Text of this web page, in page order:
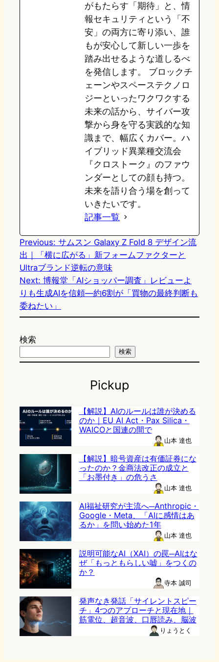
がもたらす「期待」と、情
報セキュリティという「不
安」の両方に寄り添い、誰
もが安心して新しい一歩を
踏み出せるような道しるべ
を発信します。 ブロックチ
ェーンやスペーステクノロ
ジーといったワクワクする
未来の話から、サイバー攻
撃から身を守る実践的な知
識まで、幅広くカバー。ハ
イブリッド異業種交流会
『クロストーク』のファウ
ンダーとしての顔も持つ。
未来を語り合う場を創って
いきたいです。
記事一覧
Previous: サムスン Galaxy Z Fold 8 デザイン流
出｜「横に広がる」新フォームファクターと
Ultraブランド逆転の意味
Next: 博報堂「AIショッパー調査」レビューよ
りも生成AIを信頼―約6割が「買物の最終判断も
委ねたい」
検索
検索
Pickup
【解説】AIのルールは誰が決める
のか｜EU AI Act・Pax Silica・
WAICOと国連の間で
山本 達也
【解説】暗号資産は有価証券にな
ったのか？金商法改正の成立と
「お墨付き」の危うさ
山本 達也
AI福祉研究が主流へ─Anthropic・
Google・Meta、「AIに感情はあ
るか」を問い始めた1年
山本 達也
説明可能なAI（XAI）の罠─AIはな
ぜ「もっともらしい嘘」をつくの
か？
寺本 誠司
発声なき発話「サイレントスピー
チ」4つのアプローチと現在地｜
筋電位、超音波、口唇読み、脳波
りょうとく